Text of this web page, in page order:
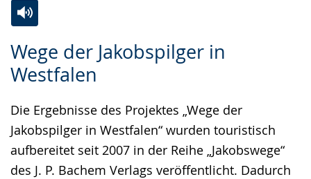
Wege der Jakobspilger in
Westfalen
Die Ergebnisse des Projektes „Wege der
Jakobspilger in Westfalen“ wurden touristisch
aufbereitet seit 2007 in der Reihe „Jakobswege“
des J. P. Bachem Verlags veröffentlicht. Dadurch
Leichten
Sprache
Audio-
Unterstützung.
Video
in
Gebärdensprache
wird
angezeigt.